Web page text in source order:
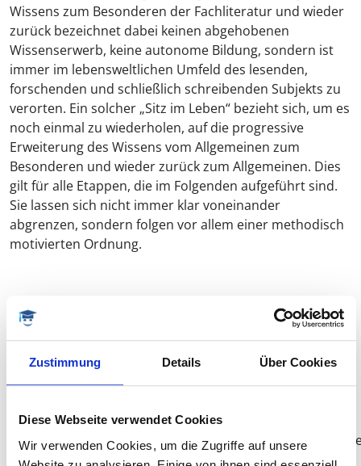
Zustimmung Details Über Cookies
Diese Webseite verwendet Cookies
Wir verwenden Cookies, um die Zugriffe auf unsere
Wissens zum Besonderen der Fachliteratur und wieder
zurück bezeichnet dabei keinen abgehobenen
Wissenserwerb, keine autonome Bildung, sondern ist
immer im lebensweltlichen Umfeld des lesenden,
forschenden und schließlich schreibenden Subjekts zu
verorten. Ein solcher „Sitz im Leben“ bezieht sich, um es
noch einmal zu wiederholen, auf die progressive
Erweiterung des Wissens vom Allgemeinen zum
Besonderen und wieder zurück zum Allgemeinen. Dies
gilt für alle Etappen, die im Folgenden aufgeführt sind.
Sie lassen sich nicht immer klar voneinander
abgrenzen, sondern folgen vor allem einer methodisch
motivierten Ordnung.
Bestandteile einer Hausarbeit
Eine abgeschlossene Hausarbeit besteht in der Regel
Deckblatt
Text
Literaturverzeichnis/Quellenverzeichnis/
Eigenständigkeitserklärung, d. h. Erklärung, dass die